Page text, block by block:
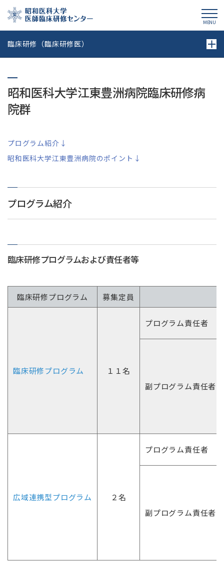
MENU
臨床研修（臨床研修医）
昭和医科大学江東豊洲病院臨床研修病
院群
プログラム紹介↓
昭和医科大学江東豊洲病院のポイント↓
プログラム紹介
臨床研修プログラムおよび責任者等
臨床研修プログラム 募集定員
臨床研修プログラム １１名
プログラム責任者
副プログラム責任者
広域連携型プログラム ２名
プログラム責任者
副プログラム責任者